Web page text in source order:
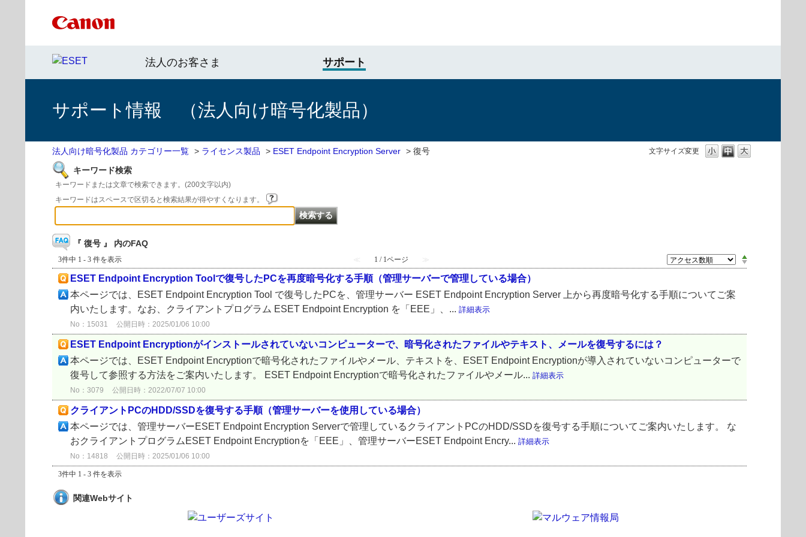
法人のお客さま サポート
サポート情報 （法人向け暗号化製品）
文字サイズ変更
法人向け暗号化製品 カテゴリー一覧 > ライセンス製品 > ESET Endpoint Encryption Server > 復号
キーワード検索
キーワードまたは文章で検索できます。(200文字以内)
キーワードはスペースで区切ると検索結果が得やすくなります。
『 復号 』 内のFAQ
3件中 1 - 3 件を表示 ≪ 1 / 1ページ ≫
ESET Endpoint Encryption Toolで復号したPCを再度暗号化する手順（管理サーバーで管理している場合）
本ページでは、ESET Endpoint Encryption Tool で復号したPCを、管理サーバー ESET Endpoint Encryption Server 上から再度暗号化する手順についてご案
内いたします。なお、クライアントプログラム ESET Endpoint Encryption を「EEE」、... 詳細表示
No：15031 公開日時：2025/01/06 10:00
ESET Endpoint Encryptionがインストールされていないコンピューターで、暗号化されたファイルやテキスト、メールを復号するには？
本ページでは、ESET Endpoint Encryptionで暗号化されたファイルやメール、テキストを、ESET Endpoint Encryptionが導入されていないコンピューターで
復号して参照する方法をご案内いたします。 ESET Endpoint Encryptionで暗号化されたファイルやメール... 詳細表示
No：3079 公開日時：2022/07/07 10:00
クライアントPCのHDD/SSDを復号する手順（管理サーバーを使用している場合）
本ページでは、管理サーバーESET Endpoint Encryption Serverで管理しているクライアントPCのHDD/SSDを復号する手順についてご案内いたします。 な
おクライアントプログラムESET Endpoint Encryptionを「EEE」、管理サーバーESET Endpoint Encry... 詳細表示
No：14818 公開日時：2025/01/06 10:00
3件中 1 - 3 件を表示
関連Webサイト